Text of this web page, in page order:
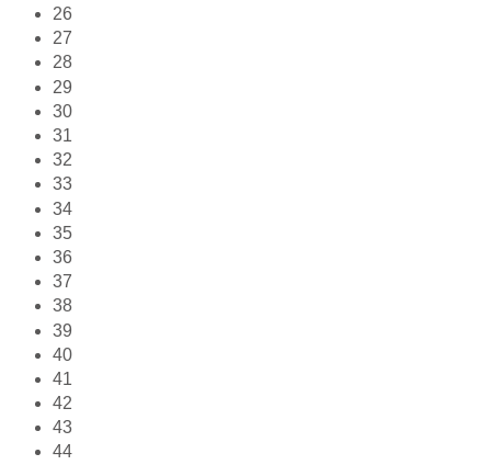
26
27
28
29
30
31
32
33
34
35
36
37
38
39
40
41
42
43
44